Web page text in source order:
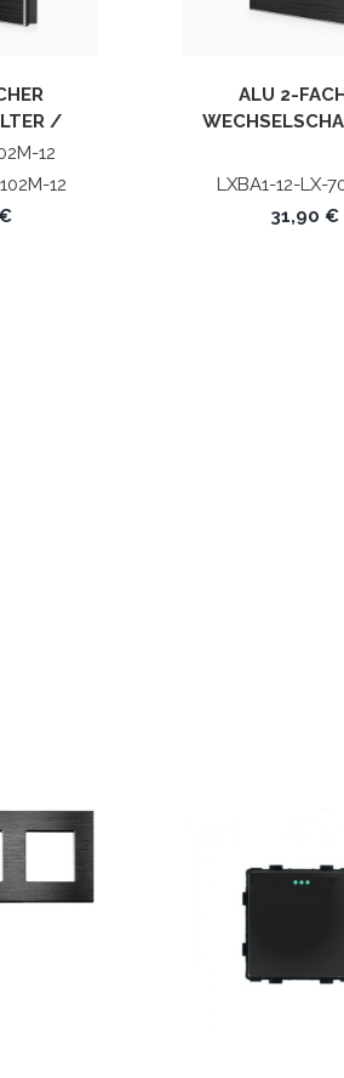
/
/
WIPPE
12
12
ALU 2-
SCHWARZ
LXBA1-12-LX-
31,90 €